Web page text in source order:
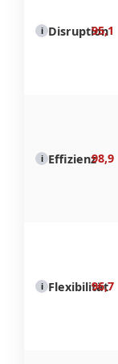
i Disruption
95,1
i Effizienz98,9
i Flexibilität
96,7